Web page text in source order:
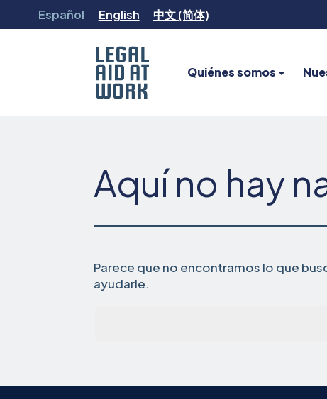
Español English 中文 (简体)
Quiénes somos
Aquí no hay
Parece que no encontramos lo que
ayudarle.